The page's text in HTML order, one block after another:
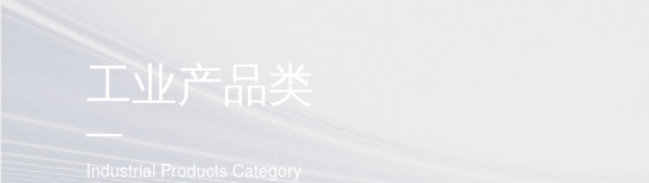
工业产品类
Industrial Products Category